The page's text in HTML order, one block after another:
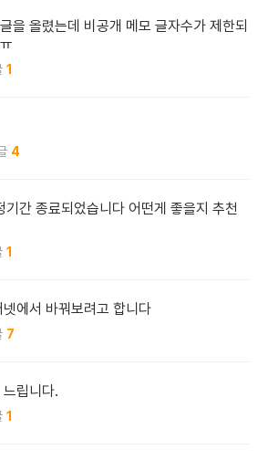
을 올렸는데 비공개 메모 글자수가 제한되
1
4
간 종료되었습니다 어떤게 좋을지 추천
1
에서 바꿔보려고 합니다
7
립니다.
1